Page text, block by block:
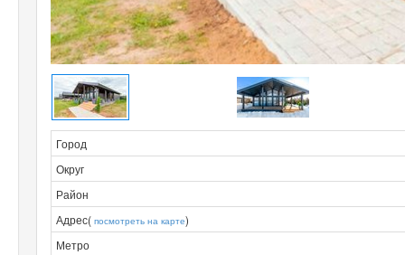
Город
Округ
Район
Адрес( посмотреть на карте)
Метро